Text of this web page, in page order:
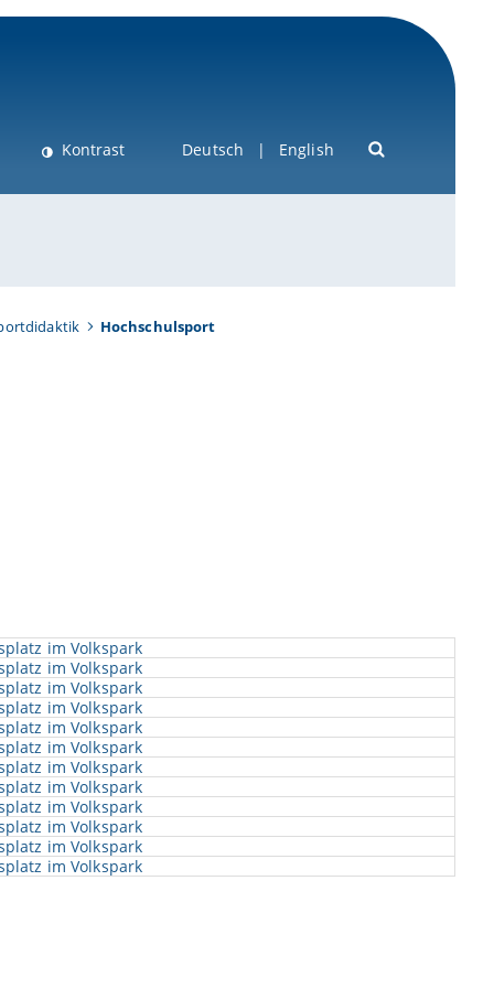
Kontrast Deutsch English
Hochschulsport
im Volkspark
im Volkspark
im Volkspark
im Volkspark
im Volkspark
im Volkspark
im Volkspark
im Volkspark
im Volkspark
im Volkspark
im Volkspark
im Volkspark